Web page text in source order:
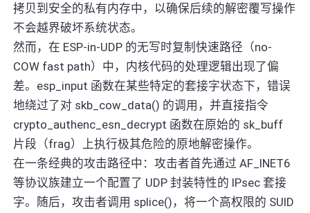
拷贝到安全的私有内存中，以确保后续的解密覆写操作
不会越界破坏系统状态。
然而，在 ESP-in-UDP 的无写时复制快速路径（no-
COW fast path）中，内核代码的处理逻辑出现了偏
差。esp_input 函数在某些特定的套接字状态下，错误
地绕过了对 skb_cow_data() 的调用，并直接指令
crypto_authenc_esn_decrypt 函数在原始的 sk_buff
片段（frag）上执行极其危险的原地解密操作。
在一条经典的攻击路径中：攻击者首先通过 AF_INET6
等协议族建立一个配置了 UDP 封装特性的 IPsec 套接
字。随后，攻击者调用 splice()，将一个高权限的 SUID